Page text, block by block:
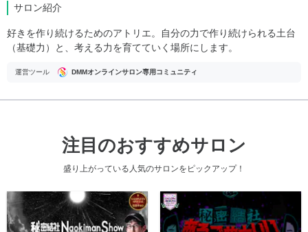
サロン紹介
好きを作り続けるためのアトリエ。自分の力で作り続けられる土台
（基礎力）と、考える力を育てていく場所にします。
運営ツール DMMオンラインサロン専用コミュニティ
注目のおすすめサロン
盛り上がっている人気のサロンをピックアップ！